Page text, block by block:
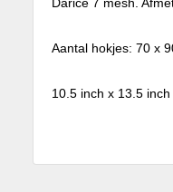
Aantal hokjes: 70 x
10.5 inch x 13.5 inch